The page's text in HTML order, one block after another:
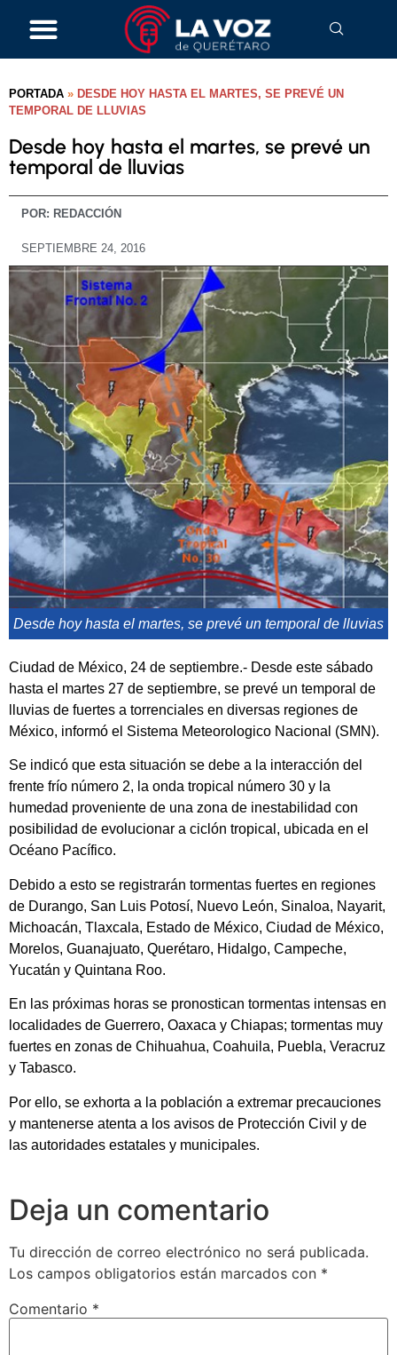
PORTADA » DESDE HOY HASTA EL MARTES, SE PREVÉ UN
TEMPORAL DE LLUVIAS
Desde hoy hasta el martes, se prevé un
temporal de lluvias
POR: REDACCIÓN
SEPTIEMBRE 24, 2016
Desde hoy hasta el martes, se prevé un temporal de lluvias
Ciudad de México, 24 de septiembre.- Desde este sábado
hasta el martes 27 de septiembre, se prevé un temporal de
lluvias de fuertes a torrenciales en diversas regiones de
México, informó el Sistema Meteorologico Nacional (SMN).
Se indicó que esta situación se debe a la interacción del
frente frío número 2, la onda tropical número 30 y la
humedad proveniente de una zona de inestabilidad con
posibilidad de evolucionar a ciclón tropical, ubicada en el
Océano Pacífico.
Debido a esto se registrarán tormentas fuertes en regiones
de Durango, San Luis Potosí, Nuevo León, Sinaloa, Nayarit,
Michoacán, Tlaxcala, Estado de México, Ciudad de México,
Morelos, Guanajuato, Querétaro, Hidalgo, Campeche,
Yucatán y Quintana Roo.
En las próximas horas se pronostican tormentas intensas en
localidades de Guerrero, Oaxaca y Chiapas; tormentas muy
fuertes en zonas de Chihuahua, Coahuila, Puebla, Veracruz
y Tabasco.
Por ello, se exhorta a la población a extremar precauciones
y mantenerse atenta a los avisos de Protección Civil y de
las autoridades estatales y municipales.
Deja un comentario
Tu dirección de correo electrónico no será publicada.
Los campos obligatorios están marcados con *
Comentario *